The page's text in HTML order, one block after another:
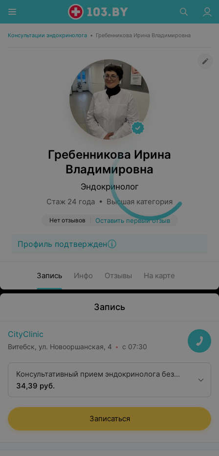
Консультации эндокринолога • Гребенникова Ирина Владимировна
Гребенникова Ирина
Владимировна
Эндокринолог
Стаж 24 года • Высшая категория
Нет отзывов Оставить первый отзыв
Профиль подтвержден
Запись Инфо Отзывы На карте
Запись
CityClinic
Витебск, ул. Новооршанская, 4 с 07:30
Консультативный прием эндокринолога без
осмотра
34,39 руб.
Записаться